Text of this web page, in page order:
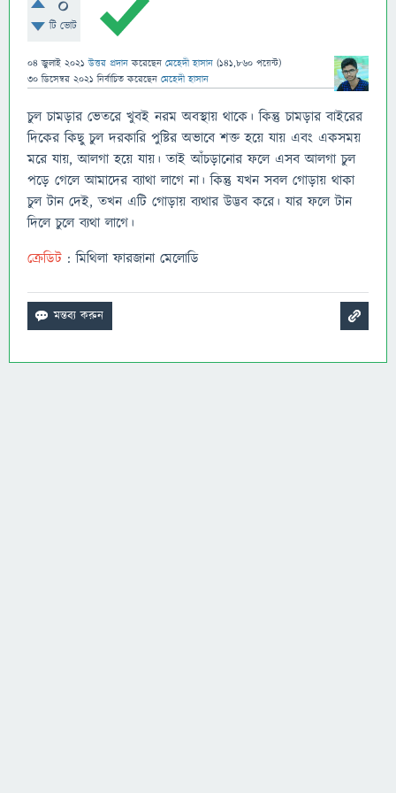
0
টি ভোট
04 জুলাই 2021 উত্তর প্রদান করেছেন মেহেদী হাসান (141,860 পয়েন্ট)
30 ডিসেম্বর 2021 নির্বাচিত করেছেন মেহেদী হাসান
চুল চামড়ার ভেতরে খুবই নরম অবস্থায় থাকে। কিন্তু চামড়ার বাইরের
দিকের কিছু চুল দরকারি পুষ্টির অভাবে শক্ত হয়ে যায় এবং একসময়
মরে যায়, আলগা হয়ে যায়। তাই আঁচড়ানোর ফলে এসব আলগা চুল
পড়ে গেলে আমাদের ব্যাথা লাগে না। কিন্তু যখন সবল গোড়ায় থাকা
চুল টান দেই, তখন এটি গোড়ায় ব্যথার উদ্ভব করে। যার ফলে টান
দিলে চুলে ব্যথা লাগে।
ক্রেডিট : মিথিলা ফারজানা মেলোডি